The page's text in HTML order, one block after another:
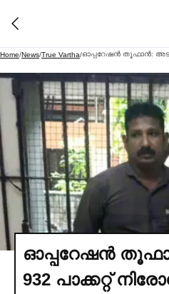
Home/News/True Vartha/
ഓപ്പറേഷന്‍
932 പാക്കറ്റ്